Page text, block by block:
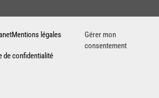
Mentions légales
de confidentialité
Gérer mon
consentement